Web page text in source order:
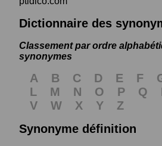
Dictionnaire des
Classement par ordre
synonymes
A B C D E F
L
M N O P Q
V
W X Y
Z
Synonyme définition